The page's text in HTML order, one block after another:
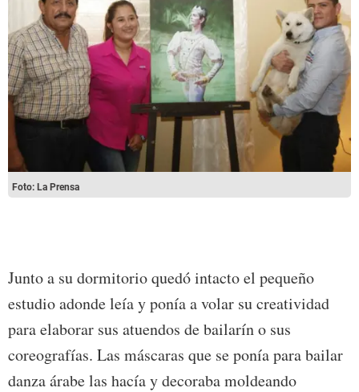
Foto: La Prensa
Junto a su dormitorio quedó intacto el pequeño
estudio adonde leía y ponía a volar su creatividad
para elaborar sus atuendos de bailarín o sus
coreografías. Las máscaras que se ponía para bailar
danza árabe las hacía y decoraba moldeando